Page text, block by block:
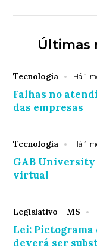
Últimas
Tecnologia Há 1
Falhas no
das empresas
Tecnologia Há 1
GAB University
virtual
Legislativo - MS
Lei: Pictograma
deverá ser